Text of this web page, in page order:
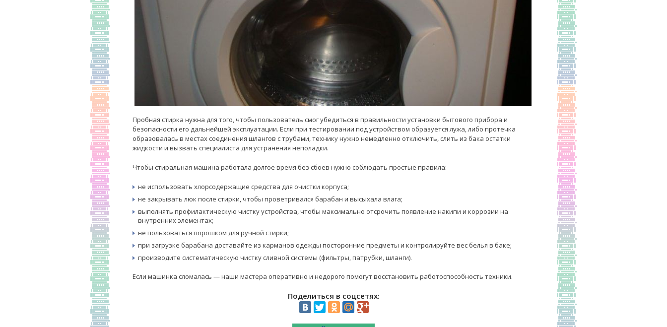
Пробная стирка нужна для того, чтобы пользователь смог убедиться в правильности установки бытового прибора и
безопасности его дальнейшей эксплуатации. Если при тестировании под устройством образуется лужа, либо протечка
образовалась в местах соединения шлангов с трубами, технику нужно немедленно отключить, слить из бака остатки
жидкости и вызвать специалиста для устранения неполадки.
Чтобы стиральная машина работала долгое время без сбоев нужно соблюдать простые правила:
не использовать хлорсодержащие средства для очистки корпуса;
не закрывать люк после стирки, чтобы проветривался барабан и высыхала влага;
выполнять профилактическую чистку устройства, чтобы максимально отсрочить появление накипи и коррозии на
внутренних элементах;
не пользоваться порошком для ручной стирки;
при загрузке барабана доставайте из карманов одежды посторонние предметы и контролируйте вес белья в баке;
производите систематическую чистку сливной системы (фильтры, патрубки, шланги).
Если машинка сломалась — наши мастера оперативно и недорого помогут восстановить работоспособность техники.
Поделиться в соцсетях: